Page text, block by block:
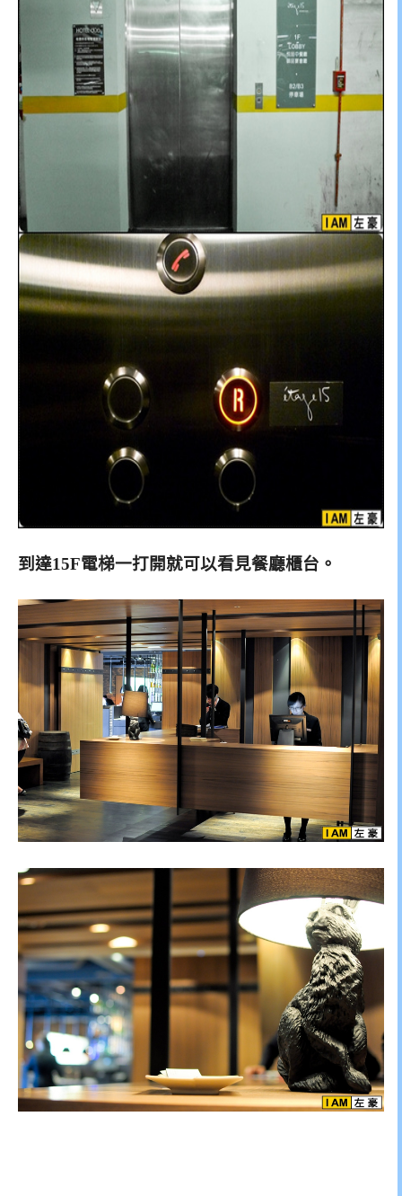
到達15F電梯一打開就可以看見餐廳櫃台。